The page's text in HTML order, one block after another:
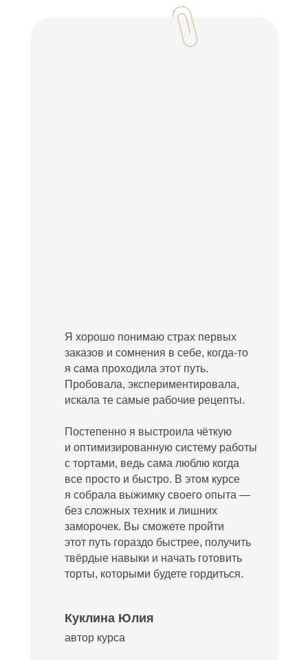
Я хорошо понимаю страх первых
заказов и сомнения в себе, когда‑то
я сама проходила этот путь.
Пробовала, экспериментировала,
искала те самые рабочие рецепты.
Постепенно я выстроила чёткую
и оптимизированную систему работы
с тортами, ведь сама люблю когда
все просто и быстро. В этом курсе
я собрала выжимку своего опыта —
без сложных техник и лишних
заморочек. Вы сможете пройти
этот путь гораздо быстрее, получить
твёрдые навыки и начать готовить
торты, которыми будете гордиться.
Куклина Юлия
автор курса